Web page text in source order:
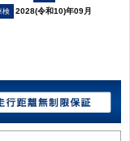
2028(令和10)年09月